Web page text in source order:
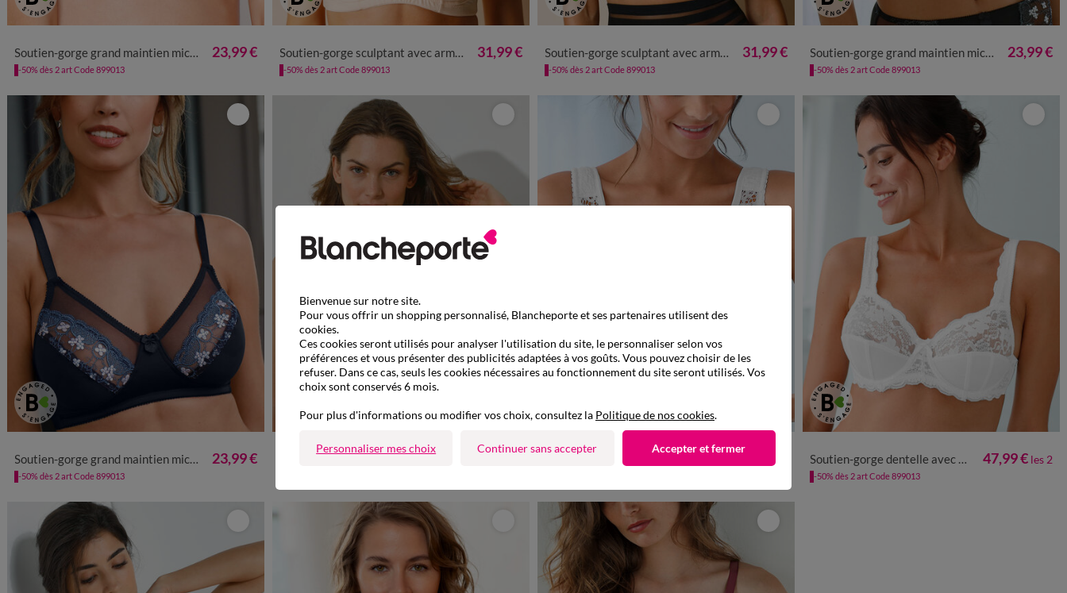
Soutien-gorge grand maintien microfibre Caminata - sans armatures 23,99 €
-50% dès 2 art Code 899013
Soutien-gorge sculptant avec armatures - maintien intense 31,99 €
-50% dès 2 art Code 899013
Soutien-gorge sculptant avec armatures - maintien intense 31,99 €
-50% dès 2 art Code 899013
Soutien-gorge grand maintien microfibre Caminata - sans armatures 23,99 €
-50% dès 2 art Code 899013
Soutien-gorge grand maintien microfibre Caminata - sans armatures 23,99 €
-50% dès 2 art Code 899013
Soutien-gorge grand maintien en coton stretch - sans armatures 31,99 € Soutien-gorge à ouverture devant - sans armatures 31,99 € Soutien-gorge dentelle avec armatures Avila - lot de 2 47,99 € les 2
-50% dès 2 art Code 899013
Bienvenue sur notre site.
Pour vous offrir un shopping personnalisé, Blancheporte et ses partenaires utilisent des
cookies.
Ces cookies seront utilisés pour analyser l'utilisation du site, le personnaliser selon vos
préférences et vous présenter des publicités adaptées à vos goûts. Vous pouvez choisir de les
refuser. Dans ce cas, seuls les cookies nécessaires au fonctionnement du site seront utilisés. Vos
choix sont conservés 6 mois.
Pour plus d'informations ou modifier vos choix, consultez la Politique de nos cookies.
Personnaliser mes choix Continuer sans accepter Accepter et fermer